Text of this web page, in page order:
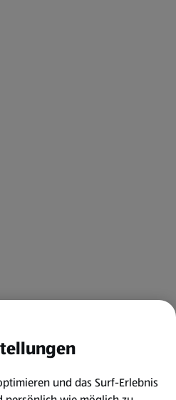
und das Surf-Erlebnis